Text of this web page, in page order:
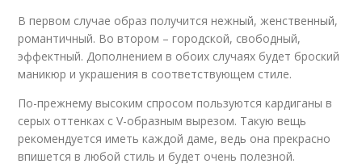
В первом случае образ получится нежный, женственный,
романтичный. Во втором – городской, свободный,
эффектный. Дополнением в обоих случаях будет броский
маникюр и украшения в соответствующем стиле.
По-прежнему высоким спросом пользуются кардиганы в
серых оттенках с V-образным вырезом. Такую вещь
рекомендуется иметь каждой даме, ведь она прекрасно
впишется в любой стиль и будет очень полезной.